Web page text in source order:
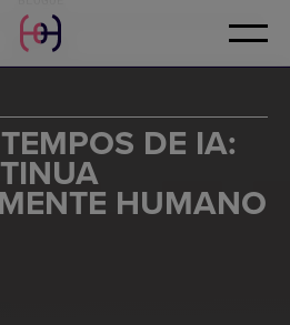
CONTACTO
DE IA:
HUMANO